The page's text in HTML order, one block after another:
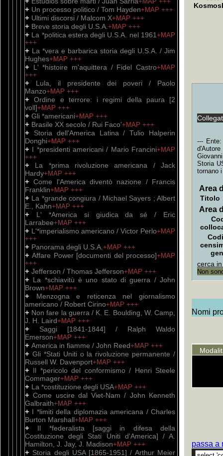
+ Un processo politico / Tom Hayden+MAP +++
+ Ultimi discorsi / Malcom X+MAP +++
+ Breve storia degli U.S.A. +MAP +++
+ La *politica estera degli U.S.A. nel 1961+MAP
+++
+ La *vera e barbarica storia degli U.S.A. / Jim
Hughes+MAP +++
+ L' *histoire m'aquittera / Fidel Castro+MAP
+++
+ Lula, il presidente dei poveri / Paolo
Manzo+MAP +++
+Ordine e terrore: i regimi della paura [2
voll]+MAP +++
+ Gli *americani+MAP +++
+ Brasile XX secolo / Rui Faco'+MAP +++
+
Storia dell'America Latina / Tulio Halperin
Donghi+MAP +++
+ I *presidenti americani / Mario Francini+MAP
+++
+ La *prima rivoluzione americana / Jack
Hardy+MAP +++
+Come l'America diventò nazione / Francis
Franklin+MAP +++
+ La *grande congiura / Michael Sayers ; Albert
E., Kahn+MAP +++
+
L' *America si giudica da sé / Eric
Larrabee+MAP +++
+ L'*imperialismo americano / Victor Perlo+MAP
+++
+ Panorama degli U.S.A. +MAP +++
+Affare Power [documenti del processo]+MAP
+++
+ Jefferson / Thomas Jefferson+MAP +++
+ La *schiavitù è uno stato di guerra / John
Brown+MAP +++
+
Menzogna e reticenza nel giornalismo
americano / Robert Cirino+MAP +++
+ Non fare la guerra / K. E. Boulding, W. Camp,
J. H. Laird+MAP +++
+ Saggi [1841-1844] / Ralph Waldo
Emerson+MAP +++
+ America in fiamme / John Reed+MAP +++
+ Gli *Stati Uniti o la rivoluzione permanente /
Russell W. Davenport+MAP +++
+ Il *pericolo del conformismo / Henri Steele
Commager+MAP +++
+ La *costituzione degli USA+MAP +++
+Come uscire dal Viet-Nam / John Kenneth
Galbraith+MAP +++
+ I *limiti della diplomazia americana / Charles
Burton Marshall+MAP +++
+ Il *federalista [saggi in difesa della
Costituzione degli Stati Uniti d'America] / A.
Hamilton, J. Jay, J. Madison+MAP +++
+ Storia degli USA [1865-1951] / Arthur Meier
---
Storia
tornano
Area
Titolo
Area
cerca
Non
Nomi
passa a